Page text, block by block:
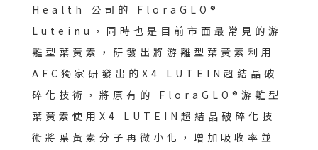
Health 公司的 FloraGLO®
Luteinu，同時也是目前市面最常見的游
離型葉黃素，研發出將游離型葉黃素利用
AFC獨家研發出的X4 LUTEIN超結晶破
碎化技術，將原有的 FloraGLO®游離型
葉黃素使用X4 LUTEIN超結晶破碎化技
術將葉黃素分子再微小化，增加吸收率並